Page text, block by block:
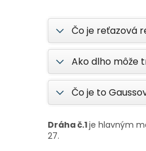
Čo je reťazová
Ako dlho môže
Čo je to
Dráha č.1je hlavným
27.